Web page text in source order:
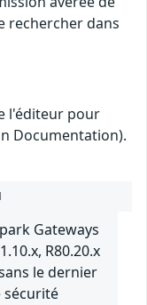
rechercher dans
l'éditeur pour
Documentation).
Gateways
R80.20.x
le dernier
sécurité